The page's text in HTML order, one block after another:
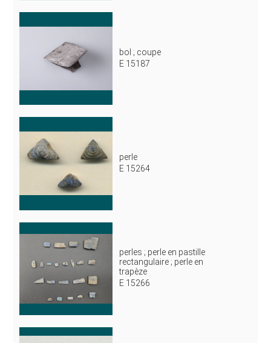
bol ; coupe
E 15187
perle
E 15264
perles ; perle en pastille
rectangulaire ; perle en
trapèze
E 15266